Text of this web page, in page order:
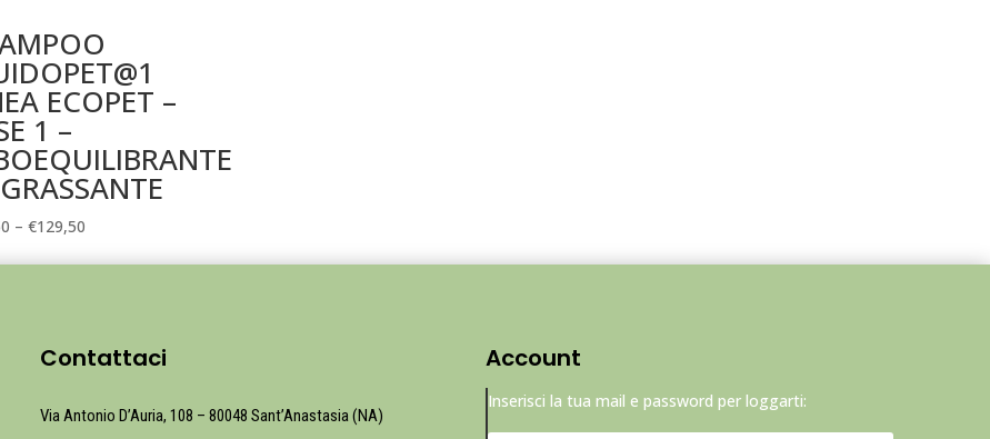
ECOPET –
1 –
– €129,50
Contattaci
Via Antonio D’Auria, 108 – 80048 Sant’Anastasia (NA)
Account
Inserisci la tua mail e password per loggarti: